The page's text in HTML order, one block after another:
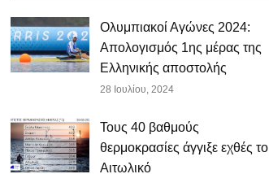
Ολυμπιακοί Αγώνες 2024:
Απολογισμός 1ης μέρας της
Ελληνικής αποστολής
28 Ιουλίου, 2024
Τους 40 βαθμούς
θερμοκρασίες άγγιξε εχθές το
Αιτωλικό